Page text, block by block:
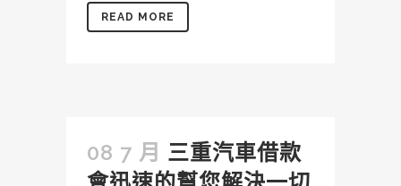
READ MORE
08 7 月 三重汽車借款